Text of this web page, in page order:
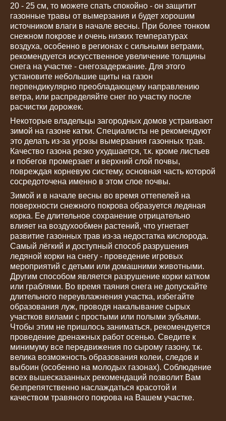
20 - 25 см, то можете спать спокойно - он защитит
газонные травы от вымерзания и будет хорошим
источником влаги в начале весны. При более тонком
снежном покрове и очень низких температурах
воздуха, особенно в регионах с сильными ветрами,
рекомендуется искусственное увеличение толщины
снега на участке - снегозадержание. Для этого
установите небольшие щиты на газон
перпендикулярно преобладающему направлению
ветра, или распределяйте снег по участку после
расчистки дорожек.
Некоторые владельцы загородных домов устраивают
зимой на газоне катки. Специалисты не рекомендуют
это делать из-за угрозы вымерзания газонных трав.
Качество газона резко ухудшается, т.к. кроме листьев
и побегов промерзает и верхний слой почвы,
повреждая корневую систему, основная часть которой
сосредоточена именно в этом слое почвы.
Зимой и в начале весны во время оттепелей на
поверхности снежного покрова образуется ледяная
корка. Ее длительное сохранение отрицательно
влияет на воздухообмен растений, что угнетает
развитие газонных трав из-за недостатка кислорода.
Самый лёгкий и доступный способ разрушения
ледяной корки на снегу - проведение игровых
мероприятий с детьми или домашними животными.
Другим способом является разрушение корки катком
или граблями. Во время таяния снега не допускайте
длительного переувлажнения участка, избегайте
образования луж, проводя накалывание сырых
участков вилами с простыми или полыми зубьями.
Чтобы этим не пришлось заниматься, рекомендуется
проведение дренажных работ осенью. Сведите к
минимуму все передвижения по сырому газону, т.к.
велика возможность образования колеи, следов и
выбоин (особенно на молодых газонах). Соблюдение
всех вышесказанных рекомендаций позволит Вам
безпрепятственно наслаждаться красотой и
качеством травяного покрова на Вашем участке.